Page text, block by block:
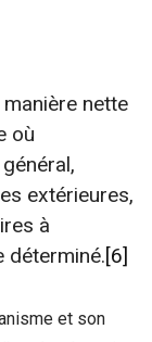
nette
où
extérieures,
à
déterminé.[6]
et son